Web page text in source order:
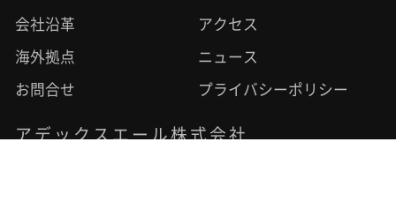
会社沿革 アクセス
海外拠点 ニュース
お問合せ プライバシーポリシー
アデックスエール株式会社